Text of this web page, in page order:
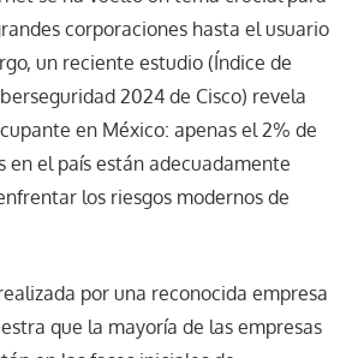
corporaciones hasta el usuario
un reciente estudio (Índice de
2024 de Cisco) revela
en México: apenas el 2% de
en el país están adecuadamente
los riesgos modernos de
por una reconocida empresa
que la mayoría de las empresas